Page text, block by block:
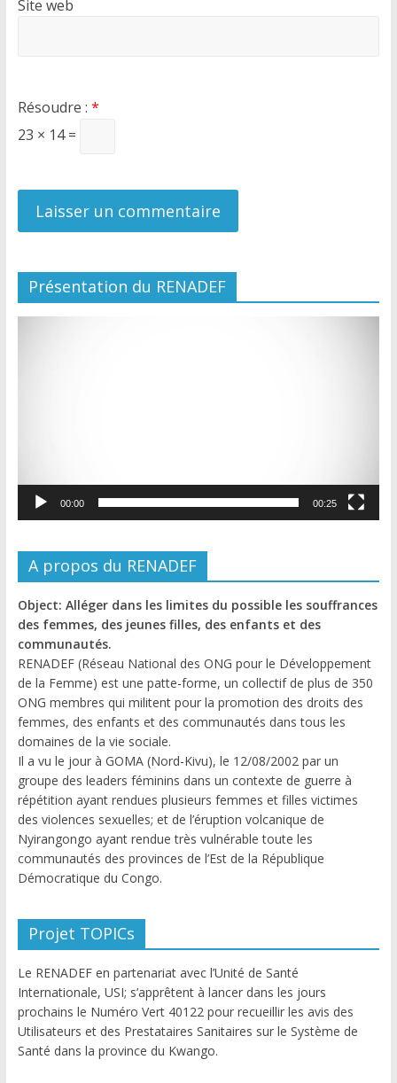
Site web
Résoudre : *
23 × 14 =
Présentation du RENADEF
00:00 00:25
A propos du RENADEF
Object: Alléger dans les limites du possible les souffrances
des femmes, des jeunes filles, des enfants et des
communautés.
RENADEF (Réseau National des ONG pour le Développement
de la Femme) est une patte-forme, un collectif de plus de 350
ONG membres qui militent pour la promotion des droits des
femmes, des enfants et des communautés dans tous les
domaines de la vie sociale.
Il a vu le jour à GOMA (Nord-Kivu), le 12/08/2002 par un
groupe des leaders féminins dans un contexte de guerre à
répétition ayant rendues plusieurs femmes et filles victimes
des violences sexuelles; et de l’éruption volcanique de
Nyirangongo ayant rendue très vulnérable toute les
communautés des provinces de l’Est de la République
Démocratique du Congo.
Projet TOPICs
Le RENADEF en partenariat avec l’Unité de Santé
Internationale, USI; s’apprêtent à lancer dans les jours
prochains le Numéro Vert 40122 pour recueillir les avis des
Utilisateurs et des Prestataires Sanitaires sur le Système de
Santé dans la province du Kwango.